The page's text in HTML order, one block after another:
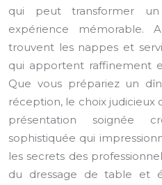
qui peut transformer
expérience
trouvent les nappes et
qui apportent raffinement
Que vous prépariez un
réception, le choix
présentation soignée
sophistiquée qui
les secrets des
du dressage de table et